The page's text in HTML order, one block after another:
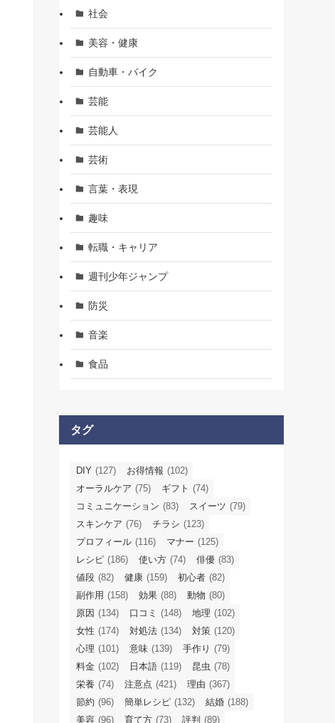
社会
美容・健康
自動車・バイク
芸能
芸能人
芸術
言葉・表現
趣味
転職・キャリア
週刊少年ジャンプ
防災
音楽
食品
タグ
DIY (127) お得情報 (102)
オーラルケア (75) ギフト (74)
コミュニケーション (83) スイーツ (79)
スキンケア (76) チラシ (123)
プロフィール (116) マナー (125)
レシピ (186) 使い方 (74) 俳優 (83)
値段 (82) 健康 (159) 初心者 (82)
副作用 (158) 効果 (88) 動物 (80)
原因 (134) 口コミ (148) 地理 (102)
女性 (174) 対処法 (134) 対策 (120)
心理 (101) 意味 (139) 手作り (79)
料金 (102) 日本語 (119) 昆虫 (78)
栄養 (74) 注意点 (421) 理由 (367)
節約 (96) 簡単レシピ (132) 結婚 (188)
美容 (96) 育て方 (73) 評判 (89)